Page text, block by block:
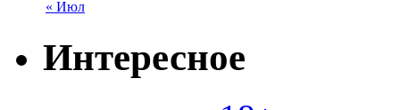
« Июл
Интересное